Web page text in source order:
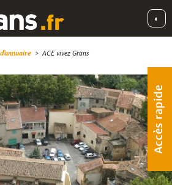
◐
Accès rapide
> ACE vivez Grans